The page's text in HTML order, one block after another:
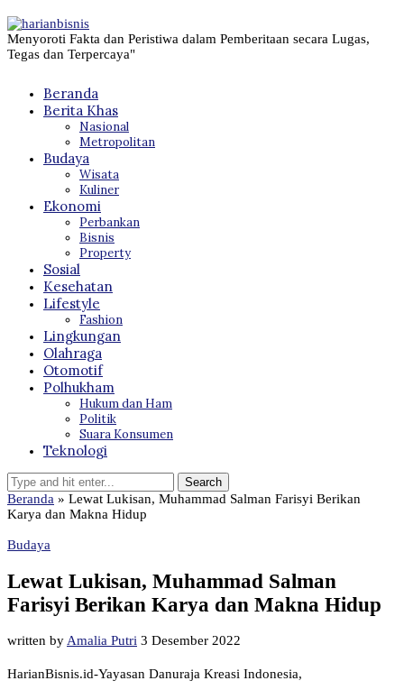
Menyoroti Fakta dan Peristiwa dalam Pemberitaan secara Lugas,
Tegas dan Terpercaya"
Beranda
Berita Khas
Nasional
Metropolitan
Budaya
Wisata
Kuliner
Ekonomi
Perbankan
Bisnis
Property
Sosial
Kesehatan
Lifestyle
Fashion
Lingkungan
Olahraga
Otomotif
Polhukham
Hukum dan Ham
Politik
Suara Konsumen
Teknologi
Beranda » Lewat Lukisan, Muhammad Salman Farisyi Berikan
Karya dan Makna Hidup
Budaya
Lewat Lukisan, Muhammad Salman
Farisyi Berikan Karya dan Makna Hidup
written byAmalia Putri 3 Desember 2022
HarianBisnis.id-Yayasan Danuraja Kreasi Indonesia,